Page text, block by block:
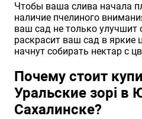
Чтобы ваша слива начала
наличие пчелиного
ваш сад не только улучшит
раскрасит ваш сад в яркие
начнут собирать нектар с
Почему стоит
Уральские зорі в
Сахалинске?